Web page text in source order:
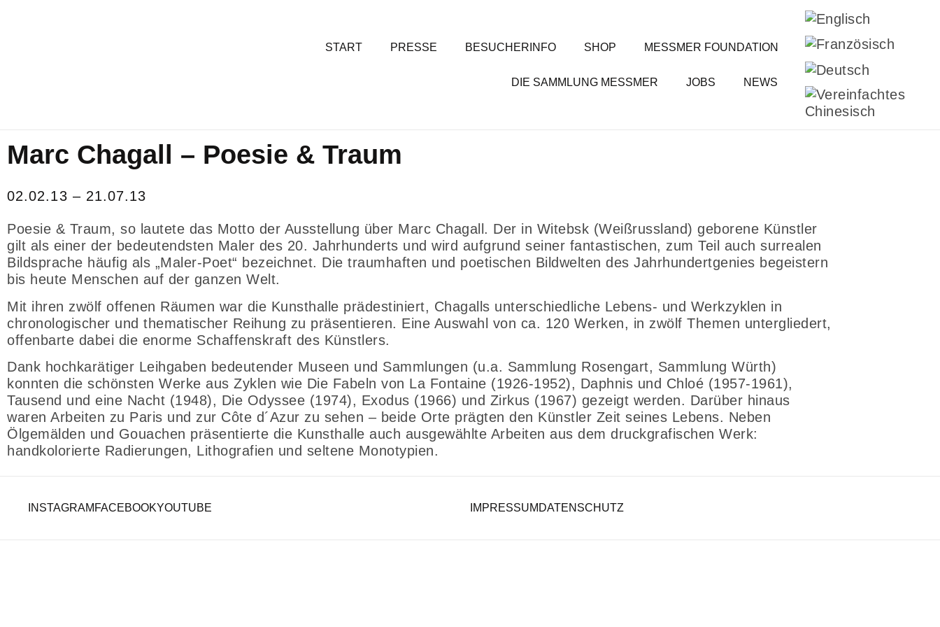
START PRESSE BESUCHERINFO SHOP MESSMER FOUNDATION
DIE SAMMLUNG MESSMER JOBS NEWS
Marc Chagall – Poesie & Traum
02.02.13 – 21.07.13
Poesie & Traum, so lautete das Motto der Ausstellung über Marc Chagall. Der in Witebsk (Weißrussland) geborene Künstler
gilt als einer der bedeutendsten Maler des 20. Jahrhunderts und wird aufgrund seiner fantastischen, zum Teil auch surrealen
Bildsprache häufig als „Maler-Poet“ bezeichnet. Die traumhaften und poetischen Bildwelten des Jahrhundertgenies begeistern
bis heute Menschen auf der ganzen Welt.
Mit ihren zwölf offenen Räumen war die Kunsthalle prädestiniert, Chagalls unterschiedliche Lebens- und Werkzyklen in
chronologischer und thematischer Reihung zu präsentieren. Eine Auswahl von ca. 120 Werken, in zwölf Themen untergliedert,
offenbarte dabei die enorme Schaffenskraft des Künstlers.
Dank hochkarätiger Leihgaben bedeutender Museen und Sammlungen (u.a. Sammlung Rosengart, Sammlung Würth)
konnten die schönsten Werke aus Zyklen wie Die Fabeln von La Fontaine (1926-1952), Daphnis und Chloé (1957-1961),
Tausend und eine Nacht (1948), Die Odyssee (1974), Exodus (1966) und Zirkus (1967) gezeigt werden. Darüber hinaus
waren Arbeiten zu Paris und zur Côte d´Azur zu sehen – beide Orte prägten den Künstler Zeit seines Lebens. Neben
Ölgemälden und Gouachen präsentierte die Kunsthalle auch ausgewählte Arbeiten aus dem druckgrafischen Werk:
handkolorierte Radierungen, Lithografien und seltene Monotypien.
INSTAGRAM FACEBOOKYOUTUBE IMPRESSUM DATENSCHUTZ